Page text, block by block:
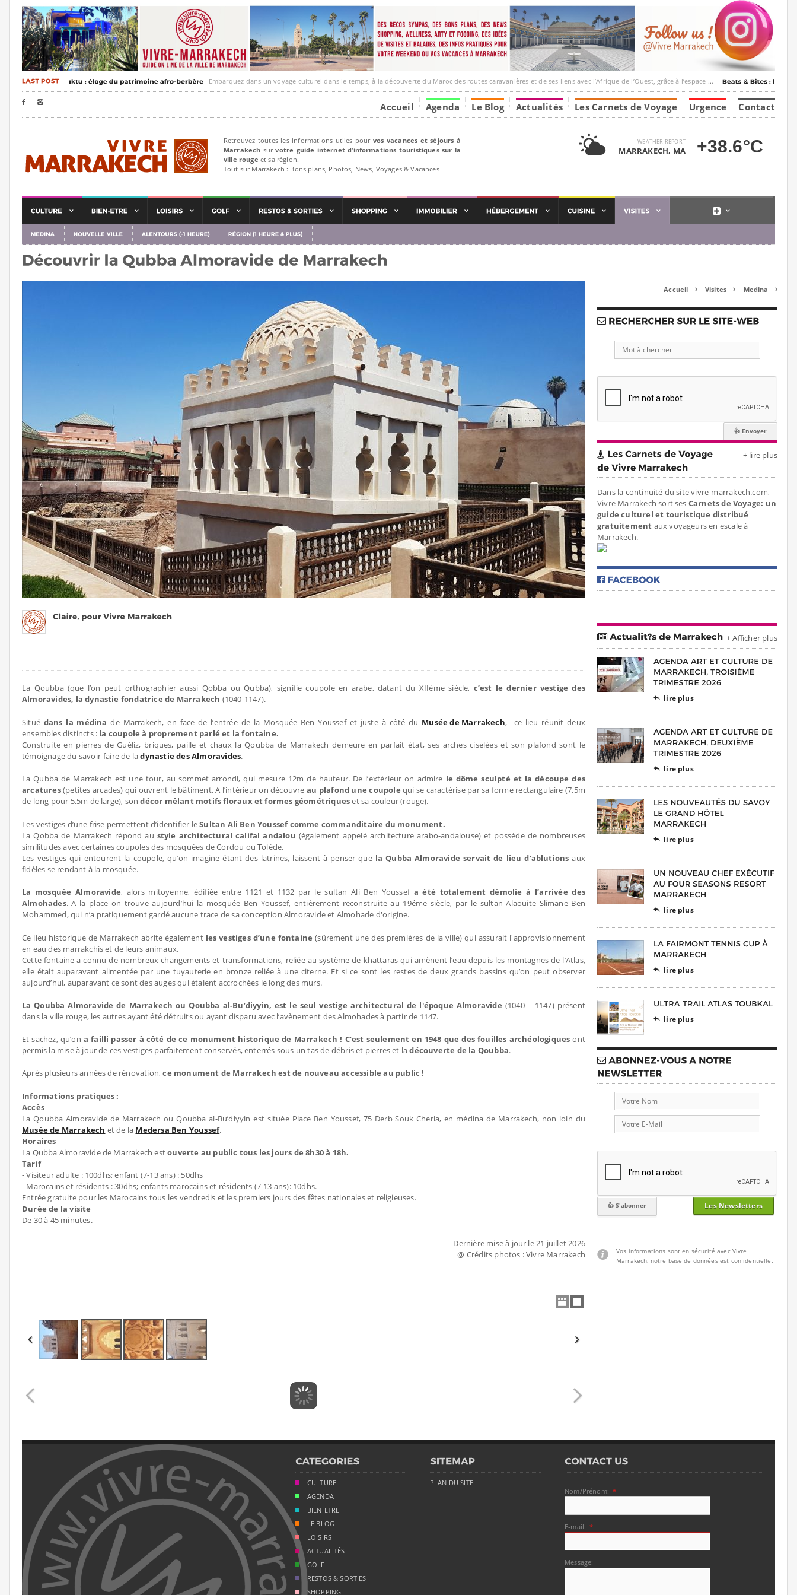
Embarquez dans un voyage culturel dans le temps, à la découverte du Maroc des routes caravanières et de ses liens avec l’Afrique de l’Ouest, grâce à l’espace Marrakesh-Tumbuktu.
  Accueil Agenda Le Blog Actualités Les Carnets de Voyage Urgence Contact
Retrouvez toutes les informations utiles pour vos vacances et séjours à
Marrakech survotre guide internet d’informations touristiques sur la
ville rouge et sa région.
Tout sur Marrakech : Bons plans, Photos, News, Voyages & Vacances
WEATHER REPORT
MARRAKECH, MA +38.6°C
La Qoubba (que l’on peut orthographier aussi Qobba ou Qubba), signifie coupole en arabe, datant du XIIéme siécle, c’est le dernier vestige des
Almoravides, la dynastie fondatrice de Marrakech (1040-1147).
Situé dans la médina de Marrakech, en face de l’entrée de la Mosquée Ben Youssef et juste à côté du Musée de Marrakech, ce lieu réunit deux
ensembles distincts : la coupole à proprement parlé et la fontaine.
Construite en pierres de Guéliz, briques, paille et chaux la Qoubba de Marrakech demeure en parfait état, ses arches ciselées et son plafond sont le
témoignage du savoir-faire de ladynastie des Almoravides.
La Qubba de Marrakech est une tour, au sommet arrondi, qui mesure 12m de hauteur. De l’extérieur on admire le dôme sculpté et la découpe des
arcatures(petites arcades) qui ouvrent le bâtiment. A l’intérieur on découvre au plafond une coupole qui se caractérise par sa forme rectangulaire (7,5m
de long pour 5.5m de large), sondécor mêlant motifs floraux et formes géométriqueset sa couleur (rouge).
Les vestiges d’une frise permettent d’identifier leSultan Ali Ben Youssef comme commanditaire du monument.
La Qobba de Marrakech répond au style architectural califal andalou (également appelé architecture arabo-andalouse) et possède de nombreuses
similitudes avec certaines coupoles des mosquées de Cordou ou Tolède.
Les vestiges qui entourent la coupole, qu’on imagine étant des latrines, laissent à penser que la Qubba Almoravide servait de lieu d’ablutions aux
fidèles se rendant à la mosquée.
La mosquée Almoravide, alors mitoyenne, édifiée entre 1121 et 1132 par le sultan Ali Ben Youssef a été totalement démolie à l’arrivée des
Almohades. A la place on trouve aujourd’hui la mosquée Ben Youssef, entièrement reconstruite au 19éme siècle, par le sultan Alaouite Slimane Ben
Mohammed, qui n’a pratiquement gardé aucune trace de sa conception Almoravide et Almohade d'origine.
Ce lieu historique de Marrakech abrite également les vestiges d’une fontaine (sûrement une des premières de la ville) qui assurait l'approvisionnement
en eau des marrakchis et de leurs animaux.
Cette fontaine a connu de nombreux changements et transformations, reliée au système de khattaras qui amènent l’eau depuis les montagnes de l’Atlas,
elle était auparavant alimentée par une tuyauterie en bronze reliée à une citerne. Et si ce sont les restes de deux grands bassins qu’on peut observer
aujourd’hui, auparavant ce sont des auges qui étaient accrochées le long des murs.
La Qoubba Almoravide de Marrakech ou Qoubba al-Bu’diyyin, est le seul vestige architectural de l'époque Almoravide (1040 – 1147) présent
dans la ville rouge, les autres ayant été détruits ou ayant disparu avec l’avènement des Almohades à partir de 1147.
Et sachez, qu’on a failli passer à côté de ce monument historique de Marrakech ! C’est seulement en 1948 que des fouilles archéologiques ont
permis la mise à jour de ces vestiges parfaitement conservés, enterrés sous un tas de débris et pierres et ladécouverte de la Qoubba.
Après plusieurs années de rénovation,ce monument de Marrakech est de nouveau accessible au public !
Informations pratiques :
Accès
La Qoubba Almoravide de Marrakech ou Qoubba al-Bu’diyyin est située Place Ben Youssef, 75 Derb Souk Cheria, en médina de Marrakech, non loin du
Musée de Marrakech et de la Medersa Ben Youssef.
Horaires
La Qubba Almoravide de Marrakech estouverte au public tous les jours de 8h30 à 18h.
Tarif
- Visiteur adulte : 100dhs; enfant (7-13 ans) : 50dhs
- Marocains et résidents : 30dhs; enfants marocains et résidents (7-13 ans): 10dhs.
Entrée gratuite pour les Marocains tous les vendredis et les premiers jours des fêtes nationales et religieuses.
Durée de la visite
De 30 à 45 minutes.
Dernière mise à jour le 21 juillet 2026
@ Crédits photos : Vivre Marrakech
Accueil  Visites  Medina 
+ lire plus
Dans la continuité du site vivre-marrakech.com,
Vivre Marrakech sort ses Carnets de Voyage: un
guide culturel et touristique distribué
gratuitement aux voyageurs en escale à
Marrakech.
+ Afficher plus
 lire plus
 lire plus
 lire plus
 lire plus
 lire plus
 lire plus
Les Newsletters
Vos informations sont en sécurité avec Vivre
Marrakech, notre base de données est confidentielle.
CULTURE
AGENDA
BIEN-ETRE
LE BLOG
LOISIRS
ACTUALITÉS
GOLF
RESTOS & SORTIES
SHOPPING
PLAN DU SITE
Nom/Prénom: *
E-mail: *
Message: